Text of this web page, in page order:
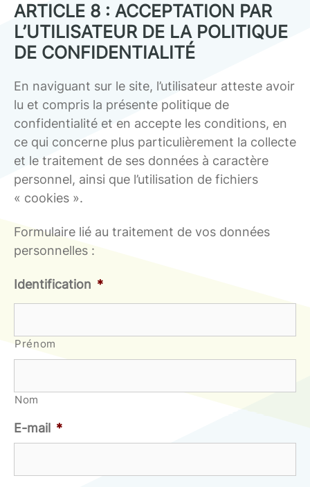
ARTICLE 8 : ACCEPTATION PAR
L’UTILISATEUR DE LA POLITIQUE
DE CONFIDENTIALITÉ
En naviguant sur le site, l’utilisateur atteste avoir
lu et compris la présente politique de
confidentialité et en accepte les conditions, en
ce qui concerne plus particulièrement la collecte
et le traitement de ses données à caractère
personnel, ainsi que l’utilisation de fichiers
« cookies ».
Formulaire lié au traitement de vos données
personnelles :
Identification *
Prénom
Nom
E-mail *